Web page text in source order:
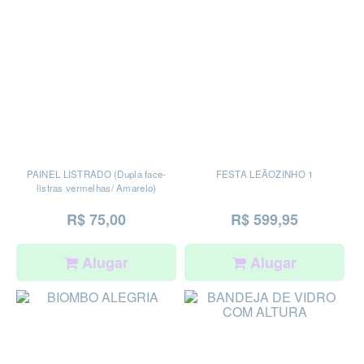
PAINEL LISTRADO (Dupla face-
listras vermelhas/ Amarelo)
R$ 75,00
Alugar
FESTA LEÃOZINHO 1
R$ 599,95
Alugar